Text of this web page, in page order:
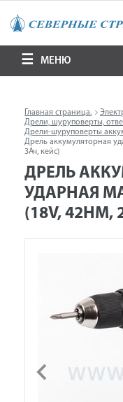
МЕНЮ
Главная страница.
Дрели, шуруповерты,
Дрели-шуруповерты
Дрель аккумуляторная
3Ач, кейс)
ДРЕЛЬ
УДАРНАЯ
(18V, 42НМ,